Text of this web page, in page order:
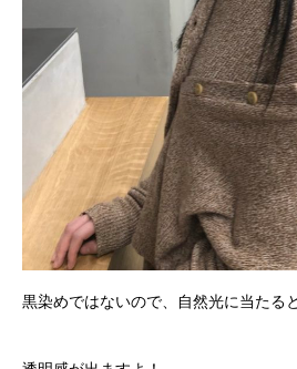
黒染めではないので、自然光に当たると